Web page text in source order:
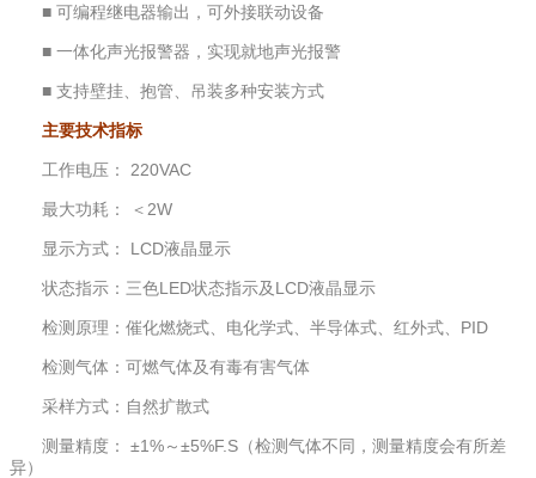
■ 可编程继电器输出，可外接联动设备
■ 一体化声光报警器，实现就地声光报警
■ 支持壁挂、抱管、吊装多种安装方式
主要技术指标
工作电压： 220VAC
最大功耗： ＜2W
显示方式： LCD液晶显示
状态指示：三色LED状态指示及LCD液晶显示
检测原理：催化燃烧式、电化学式、半导体式、红外式、PID
检测气体：可燃气体及有毒有害气体
采样方式：自然扩散式
测量精度： ±1%～±5%F.S（检测气体不同，测量精度会有所差
异）